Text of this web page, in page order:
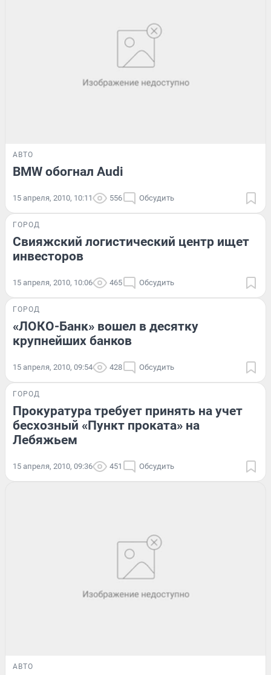
АВТО
BMW обогнал Audi
15 апреля, 2010, 10:11 556 Обсудить
ГОРОД
Свияжский логистический центр ищет
инвесторов
15 апреля, 2010, 10:06 465 Обсудить
ГОРОД
«ЛОКО-Банк» вошел в десятку
крупнейших банков
15 апреля, 2010, 09:54 428 Обсудить
ГОРОД
Прокуратура требует принять на учет
бесхозный «Пункт проката» на
Лебяжьем
15 апреля, 2010, 09:36 451 Обсудить
АВТО